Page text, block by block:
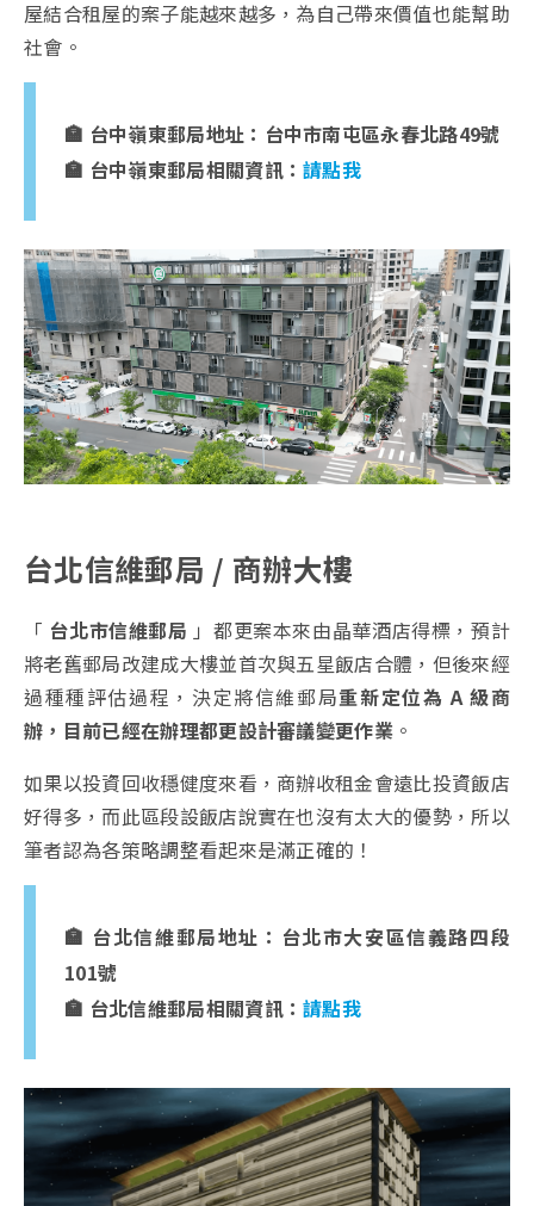
屋結合租屋的案子能越來越多，為自己帶來價值也能幫助
社會。
🏣 台中嶺東郵局地址：台中市南屯區永春北路49號
🏣 台中嶺東郵局相關資訊：請點我
台北信維郵局 / 商辦大樓
「 台北市信維郵局 」都更案本來由晶華酒店得標，預計
將老舊郵局改建成大樓並首次與五星飯店合體，但後來經
過種種評估過程，決定將信維郵局重新定位為 A 級商
辦，目前已經在辦理都更設計審議變更作業 。
如果以投資回收穩健度來看，商辦收租金會遠比投資飯店
好得多，而此區段設飯店說實在也沒有太大的優勢，所以
筆者認為各策略調整看起來是滿正確的！
🏣 台北信維郵局地址：台北市大安區信義路四段
101號
🏣 台北信維郵局相關資訊：請點我